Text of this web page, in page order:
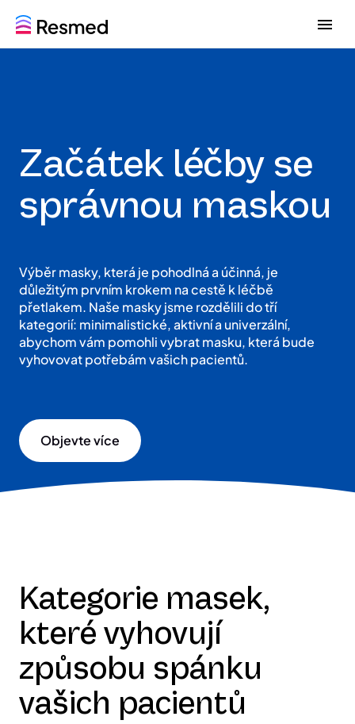
G
o
G
o
e
n
Začátek léčby se
správnou maskou
Výběr masky, která je pohodlná a účinná, je
důležitým prvním krokem na cestě k léčbě
přetlakem. Naše masky jsme rozdělili do tří
kategorií: minimalistické, aktivní a univerzální,
abychom vám pomohli vybrat masku, která bude
vyhovovat potřebám vašich pacientů.
Objevte více
Kategorie masek,
které vyhovují
způsobu spánku
vašich pacientů